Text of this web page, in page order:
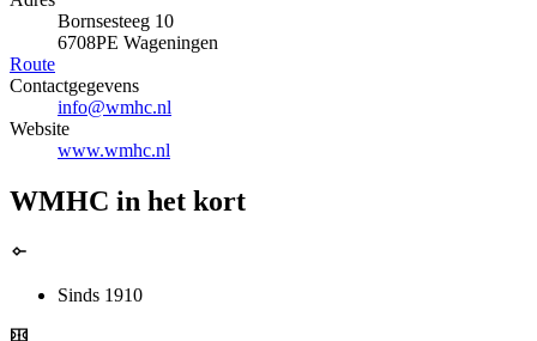
Bornsesteeg 10
6708PE Wageningen
Route
Contactgegevens
info@wmhc.nl
Website
www.wmhc.nl
WMHC in het kort
Sinds 1910